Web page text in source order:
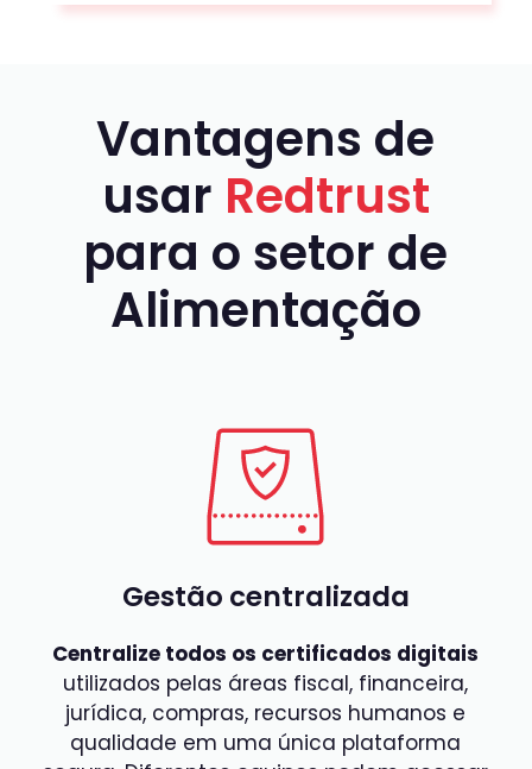
Vantagens de
usar Redtrust
para o setor de
Alimentação
Gestão centralizada
Centralize todos os certificados digitais
utilizados pelas áreas fiscal, financeira,
jurídica, compras, recursos humanos e
qualidade em uma única plataforma